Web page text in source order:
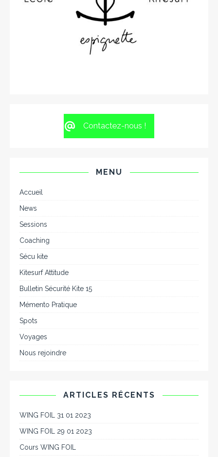
Contactez-nous !
MENU
Accueil
News
Sessions
Coaching
Sécu kite
Kitesurf Attitude
Bulletin Sécurité Kite 15
Mémento Pratique
Spots
Voyages
Nous rejoindre
ARTICLES RÉCENTS
WING FOIL 31 01 2023
WING FOIL 29 01 2023
Cours WING FOIL